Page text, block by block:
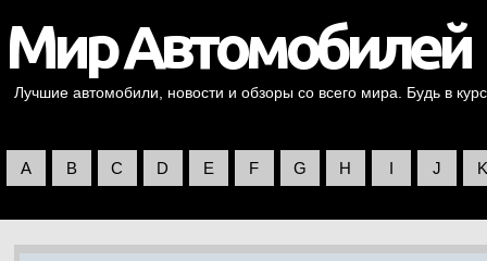
Лучшие автомобили, новости и обзоры со всего мира. Будь в
A B C D E F G H I J K